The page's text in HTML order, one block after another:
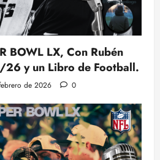
BOWL LX, Con Rubén
y un Libro de Football.
de 2026 0